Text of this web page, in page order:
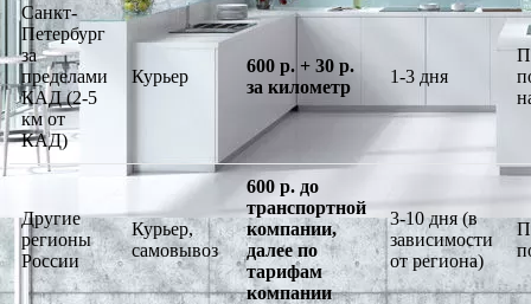
Санкт-
Петербург
за
пределами
КАД (2-5
км от
КАД)
Курьер
600 р. + 30 р.
за километр
1-3 дня
Другие
регионы
России
Курьер,
самовывоз
600 р. до
транспортной
компании,
далее по
тарифам
компании
3-10 дня (в
зависимости
от региона)